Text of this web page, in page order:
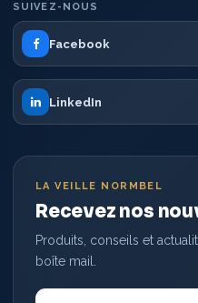
SUIVEZ-NOUS
Facebook
LinkedIn
LA VEILLE NORMBEL
Recevez nos
Produits, conseils et
boîte mail.
Votre